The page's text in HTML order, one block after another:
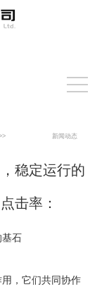
新闻动态
稳定运行的
击率：
基石
，它们共同协作